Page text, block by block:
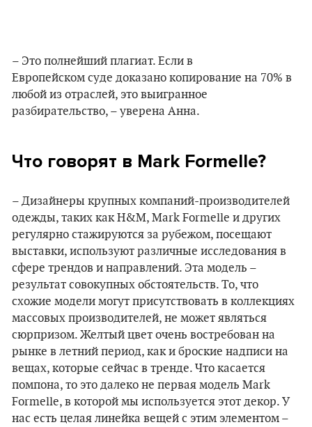
– Это полнейший плагиат. Если в
Европейском суде доказано копирование на 70% в
любой из отраслей, это выигранное
разбирательство, – уверена Анна.
Что говорят в Mark Formеlle?
– Дизайнеры крупных компаний-производителей
одежды, таких как H&M, Mark Formelle и других
регулярно стажируются за рубежом, посещают
выставки, используют различные исследования в
сфере трендов и направлений. Эта модель –
результат совокупных обстоятельств. То, что
схожие модели могут присутствовать в коллекциях
массовых производителей, не может являться
сюрпризом. Желтый цвет очень востребован на
рынке в летний период, как и броские надписи на
вещах, которые сейчас в тренде. Что касается
помпона, то это далеко не первая модель Mark
Formelle, в которой мы используется этот декор. У
нас есть целая линейка вещей с этим элементом –